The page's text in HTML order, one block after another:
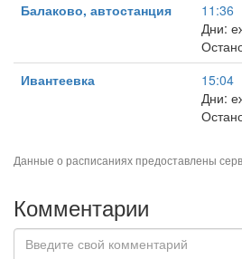
Балаково, автостанция
11:36
Дни:
Ивантеевка
15:04
Дни:
Данные о расписаниях предоставлены
Комментарии